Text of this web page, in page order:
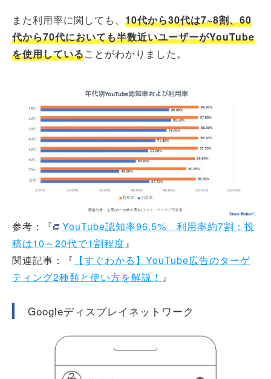
また利用率に関しても、 10代から30代は7~8割、60
代から70代においても半数近いユーザーがYouTube
を使用していることがわかりました。
参考：『
YouTube認知率96.5% 利用率約7割：投
稿は10～20代で1割程度』
関連記事：『 【すぐわかる】YouTube広告のターゲ
ティング2種類と使い方を解説！ 』
Googleディスプレイネットワーク